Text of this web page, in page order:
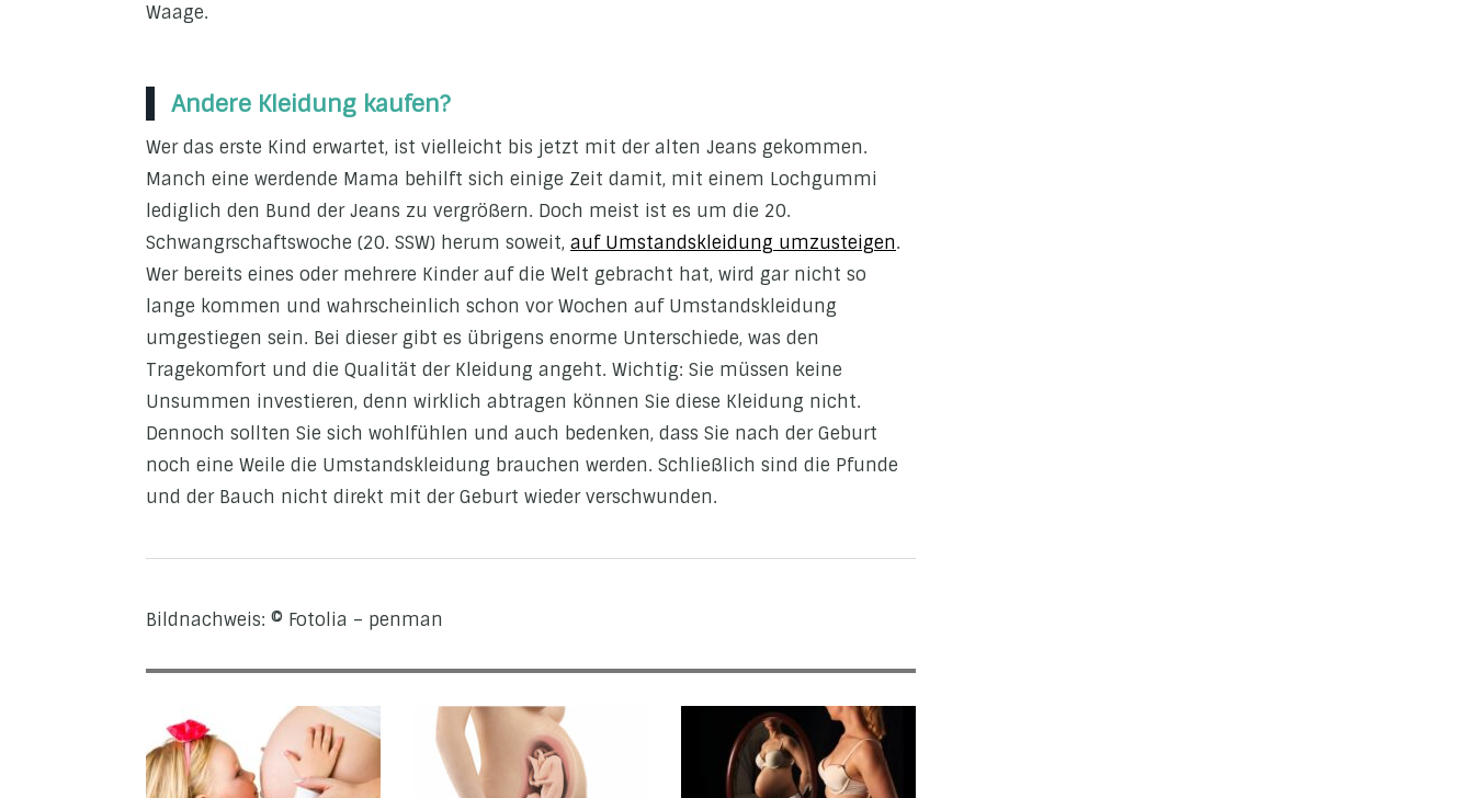
Waage.
Andere Kleidung kaufen?
Wer das erste Kind erwartet, ist vielleicht bis jetzt mit der alten Jeans gekommen.
Manch eine werdende Mama behilft sich einige Zeit damit, mit einem Lochgummi
lediglich den Bund der Jeans zu vergrößern. Doch meist ist es um die 20.
Schwangrschaftswoche (20. SSW) herum soweit, auf Umstandskleidung umzusteigen.
Wer bereits eines oder mehrere Kinder auf die Welt gebracht hat, wird gar nicht so
lange kommen und wahrscheinlich schon vor Wochen auf Umstandskleidung
umgestiegen sein. Bei dieser gibt es übrigens enorme Unterschiede, was den
Tragekomfort und die Qualität der Kleidung angeht. Wichtig: Sie müssen keine
Unsummen investieren, denn wirklich abtragen können Sie diese Kleidung nicht.
Dennoch sollten Sie sich wohlfühlen und auch bedenken, dass Sie nach der Geburt
noch eine Weile die Umstandskleidung brauchen werden. Schließlich sind die Pfunde
und der Bauch nicht direkt mit der Geburt wieder verschwunden.
Bildnachweis: © Fotolia – penman